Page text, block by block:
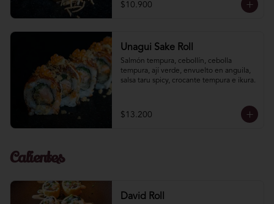
$10.900
Unagui Sake Roll
Salmón tempura, cebollín, cebolla
tempura, ají verde, envuelto en anguila,
salsa taru spicy, crocante tempura e ikura.
$13.200
Calientes
David Roll